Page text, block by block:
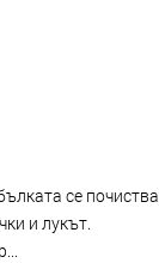
се почиства
и лукът.